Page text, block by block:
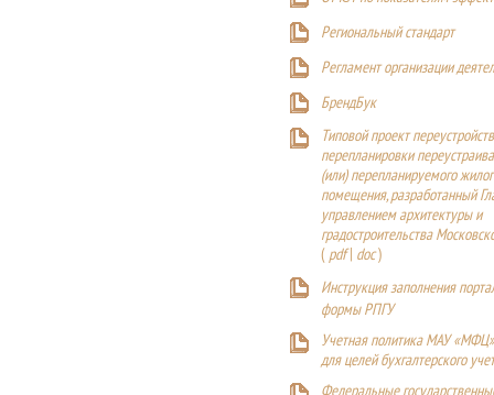
Региональный стандарт
Регламент организации
БрендБук
Типовой проект
перепланировки
(или) перепланируемого
помещения, разработанный
управлением архитектуры и
градостроительства
( pdf| doc)
Инструкция заполнения
формы РПГУ
Учетная политика МАУ
для целей бухгалтерского